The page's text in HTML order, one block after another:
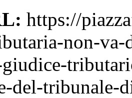
https://
non-va-
del-tribunale-